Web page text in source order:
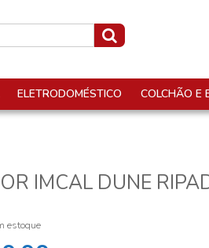
ELETRODOMÉSTICO COLCHÃO E
IMCAL DUNE
estoque